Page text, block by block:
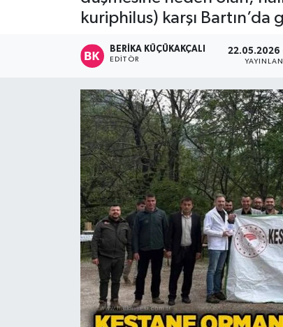
kuriphilus) karşı Bartın’da
BERIKA KÜÇÜKAKÇALI
EDITÖR
22.05.2026
BİLİM VE TEKNOLOJİ
Ekonomi